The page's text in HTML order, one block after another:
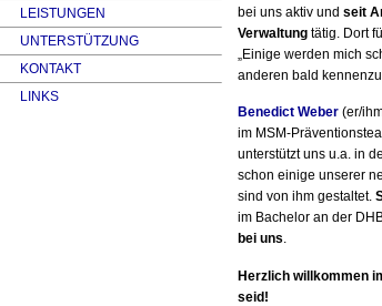
LEISTUNGEN
UNTERSTÜTZUNG
KONTAKT
LINKS
bei uns aktiv und seit
Verwaltung tätig. Dort
„Einige werden mich
anderen bald
Benedict Weber (er/
im MSM-
unterstützt uns u.a. in
schon einige unserer
sind von ihm gestaltet.
im Bachelor an der
bei uns.
Herzlich willkommen
seid!